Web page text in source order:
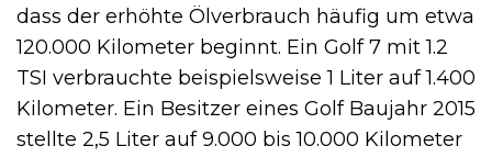
dass der erhöhte Ölverbrauch häufig um etwa
120.000 Kilometer beginnt. Ein Golf 7 mit 1.2
TSI verbrauchte beispielsweise 1 Liter auf 1.400
Kilometer. Ein Besitzer eines Golf Baujahr 2015
stellte 2,5 Liter auf 9.000 bis 10.000 Kilometer